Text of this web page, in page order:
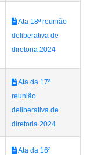
Ata 18ª reunião
deliberativa de
diretoria 2024
Ata da 17ª
reunião
deliberativa de
diretoria 2024
Ata da 16ª